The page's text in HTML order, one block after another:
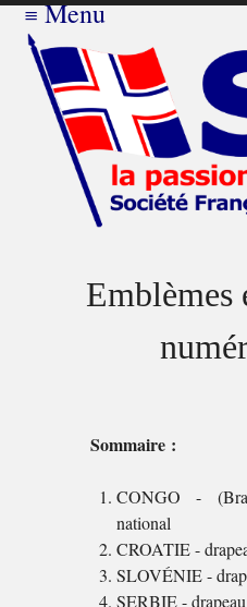
≡Menu
Emblèmes
Sommaire :
CONGO -
national
CROATIE -
SLOVÉNIE -
SERBIE -